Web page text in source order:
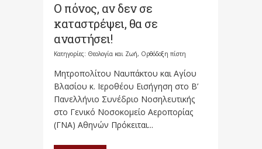
Ο πόνος, αν δεν σε
καταστρέψει, θα σε
αναστήσει!
Κατηγορίες: Θεολογία και Ζωή, Ορθόδοξη πίστη
Μητροπολίτου Ναυπάκτου και Αγίου
Βλασίου κ. Ιεροθέου Εισήγηση στο Β’
Πανελλήνιο Συνέδριο Νοσηλευτικής
στο Γενικό Νοσοκομείο Αεροπορίας
(ΓΝΑ) Αθηνών Πρόκειται...